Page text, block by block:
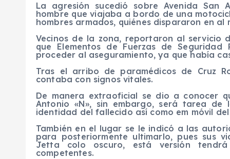
La agresión sucedió sobre Avenida San
hombre que viajaba a bordo de una
hombres armados, quiénes dispararon en al
Vecinos de la zona, reportaron al servicio
que Elementos de Fuerzas de
proceder al aseguramiento, ya que había
Tras el arribo de paramédicos de Cruz
contaba con signos vitales.
De manera extraoficial se dio a conocer
Antonio «N», sin embargo, será tarea de
identidad del fallecido así como em móvil
También en el lugar se le indicó a las
para posteriormente ultimarlo, pues sus
Jetta colo oscuro, está versión
competentes.